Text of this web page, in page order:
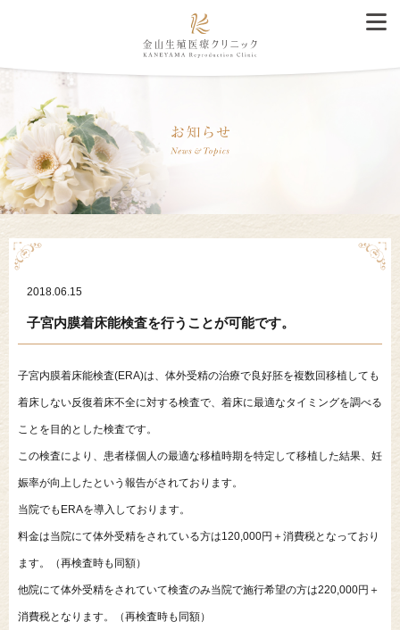
2018.06.15
子宮内膜着床能検査を行うことが可能です。
子宮内膜着床能検査(ERA)は、体外受精の治療で良好胚を複数回移植しても
着床しない反復着床不全に対する検査で、着床に最適なタイミングを調べる
ことを目的とした検査です。
この検査により、患者様個人の最適な移植時期を特定して移植した結果、妊
娠率が向上したという報告がされております。
当院でもERAを導入しております。
料金は当院にて体外受精をされている方は120,000円＋消費税となっており
ます。（再検査時も同額）
他院にて体外受精をされていて検査のみ当院で施行希望の方は220,000円＋
消費税となります。（再検査時も同額）